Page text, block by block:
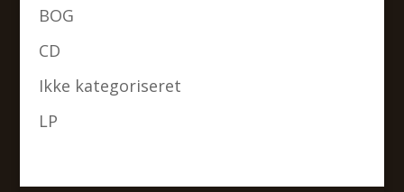
BOG
CD
Ikke kategoriseret
LP